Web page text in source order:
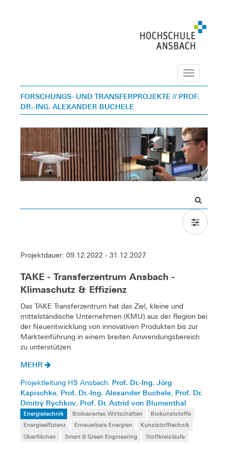
Navigation
FORSCHUNGS- UND TRANSFERPROJEKTE // PROF.
DR.-ING. ALEXANDER BUCHELE
Projektdauer: 09.12.2022 - 31.12.2027
TAKE - Transferzentrum Ansbach -
Klimaschutz & Effizienz
Das TAKE Transferzentrum hat das Ziel, kleine und
mittelständische Unternehmen (KMU) aus der Region bei
der Neuentwicklung von innovativen Produkten bis zur
Markteinführung in einem breiten Anwendungsbereich
zu unterstützen.
MEHR
Projektleitung HS Ansbach: Prof. Dr.-Ing. Jörg
Kapischke, Prof. Dr.-Ing. Alexander Buchele, Prof. Dr.
Dmitry Rychkov, Prof. Dr. Astrid von Blumenthal
Energietechnik Biobasiertes Wirtschaften
Biokunststoffe
Energieeffizienz
Erneuerbare Energien
Kunststofftechnik
Oberflächen
Smart & Green Engineering Stoffkreisläufe